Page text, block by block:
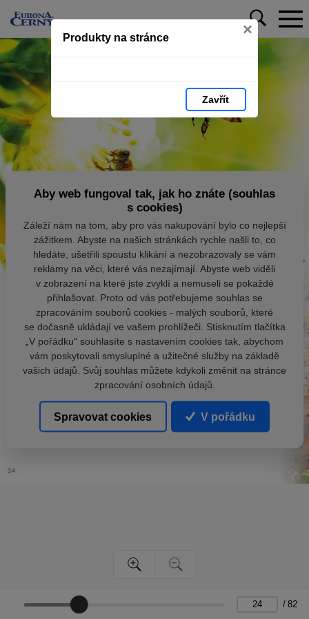
Produkty na stránce ×
Zavřít
/ 82
Aby web fungoval tak, jak ho znáte (souhlas
s cookies)
Záleží nám na tom, aby pro vás nakupování bylo co nejlepší
zážitkem. Abyste na našich stránkách rychle našli to, co
hledáte, ušetřili spoustu klikání a nezobrazovaly se vám
reklamy na věci, které vás nezajímají. Abyste web viděli
v zobrazení na které jste zvyklí a nemuseli se pokaždé
přihlašovat. Proto od vás potřebujeme souhlas se
zpracováním souborů cookies - malých souborů, které
se dočasně ukládají ve vašem prohlížeči. Stisknutím tlačítka
„V pořádku“ souhlasíte s nastavením cookies tak, abychom
vám poskytovali smysluplné a užitečné služby na základě
vašich údajů. Svůj souhlas můžete kdykoli změnit na stránce
zpracování osobních údajů.
Spravovat cookies V pořádku